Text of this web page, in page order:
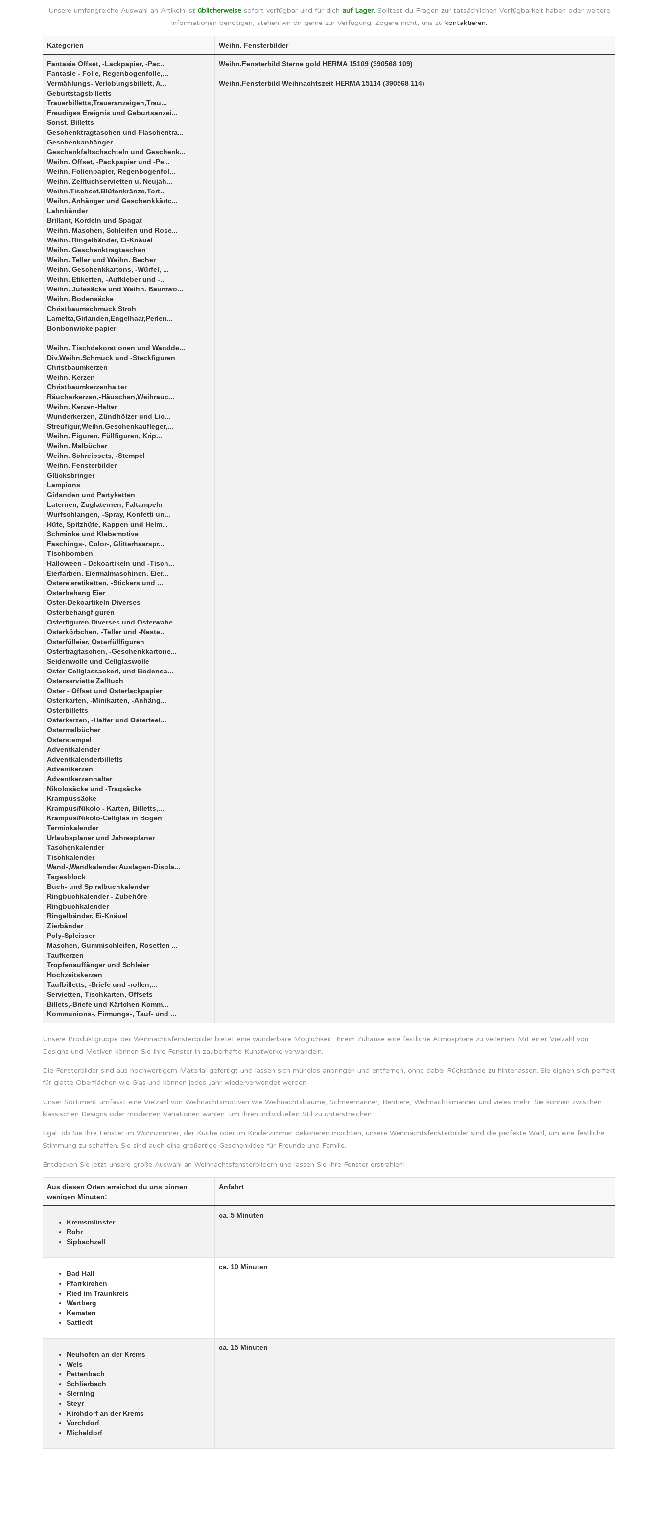
Unsere umfangreiche Auswahl an Artikeln ist üblicherweisesofort verfügbar und für dich auf Lager.Solltest du Fragen zur tatsächlichen Verfügbarkeit haben oder weitere
Informationen benötigen, stehen wir dir gerne zur Verfügung. Zögere nicht, uns zu kontaktieren.
Kategorien Weihn. Fensterbilder
Fantasie Offset, -Lackpapier, -Pac...
Fantasie - Folie, Regenbogenfolie,...
Vermählungs-,Verlobungsbillett, A...
Geburtstagsbilletts
Trauerbilletts,Traueranzeigen,Trau...
Freudiges Ereignis und Geburtsanzei...
Sonst. Billetts
Geschenktragtaschen und Flaschentra...
Geschenkanhänger
Geschenkfaltschachteln und Geschenk...
Weihn. Offset, -Packpapier und -Pe...
Weihn. Folienpapier, Regenbogenfol...
Weihn. Zelltuchservietten u. Neujah...
Weihn.Tischset,Blütenkränze,Tort...
Weihn. Anhänger und Geschenkkärtc...
Lahnbänder
Brillant, Kordeln und Spagat
Weihn. Maschen, Schleifen und Rose...
Weihn. Ringelbänder, Ei-Knäuel
Weihn. Geschenktragtaschen
Weihn. Teller und Weihn. Becher
Weihn. Geschenkkartons, -Würfel, ...
Weihn. Etiketten, -Aufkleber und -...
Weihn. Jutesäcke und Weihn. Baumwo...
Weihn. Bodensäcke
Christbaumschmuck Stroh
Lametta,Girlanden,Engelhaar,Perlen...
Bonbonwickelpapier
Weihn. Tischdekorationen und Wandde...
Div.Weihn.Schmuck und -Steckfiguren
Christbaumkerzen
Weihn. Kerzen
Christbaumkerzenhalter
Räucherkerzen,-Häuschen,Weihrauc...
Weihn. Kerzen-Halter
Wunderkerzen, Zündhölzer und Lic...
Streufigur,Weihn.Geschenkaufleger,...
Weihn. Figuren, Füllfiguren, Krip...
Weihn. Malbücher
Weihn. Schreibsets, -Stempel
Weihn. Fensterbilder
Glücksbringer
Lampions
Girlanden und Partyketten
Laternen, Zuglaternen, Faltampeln
Wurfschlangen, -Spray, Konfetti un...
Hüte, Spitzhüte, Kappen und Helm...
Schminke und Klebemotive
Faschings-, Color-, Glitterhaarspr...
Tischbomben
Halloween - Dekoartikeln und -Tisch...
Eierfarben, Eiermalmaschinen, Eier...
Ostereieretiketten, -Stickers und ...
Osterbehang Eier
Oster-Dekoartikeln Diverses
Osterbehangfiguren
Osterfiguren Diverses und Osterwabe...
Osterkörbchen, -Teller und -Neste...
Osterfülleier, Osterfüllfiguren
Ostertragtaschen, -Geschenkkartone...
Seidenwolle und Cellglaswolle
Oster-Cellglassackerl, und Bodensa...
Osterserviette Zelltuch
Oster - Offset und Osterlackpapier
Osterkarten, -Minikarten, -Anhäng...
Osterbilletts
Osterkerzen, -Halter und Osterteel...
Ostermalbücher
Osterstempel
Adventkalender
Adventkalenderbilletts
Adventkerzen
Adventkerzenhalter
Nikolosäcke und -Tragsäcke
Krampussäcke
Krampus/Nikolo - Karten, Billetts,...
Krampus/Nikolo-Cellglas in Bögen
Terminkalender
Urlaubsplaner und Jahresplaner
Taschenkalender
Tischkalender
Wand-,Wandkalender Auslagen-Displa...
Tagesblock
Buch- und Spiralbuchkalender
Ringbuchkalender - Zubehöre
Ringbuchkalender
Ringelbänder, Ei-Knäuel
Zierbänder
Poly-Spleisser
Maschen, Gummischleifen, Rosetten ...
Taufkerzen
Tropfenauffänger und Schleier
Hochzeitskerzen
Taufbilletts, -Briefe und -rollen,...
Servietten, Tischkarten, Offsets
Billets,-Briefe und Kärtchen Komm...
Kommunions-, Firmungs-, Tauf- und ...
Weihn.Fensterbild Sterne gold HERMA 15109 (390568 109)
Weihn.Fensterbild Weihnachtszeit HERMA 15114 (390568 114)
Unsere Produktgruppe der Weihnachtsfensterbilder bietet eine wunderbare Möglichkeit, Ihrem Zuhause eine festliche Atmosphäre zu verleihen. Mit einer Vielzahl von
Designs und Motiven können Sie Ihre Fenster in zauberhafte Kunstwerke verwandeln.
Die Fensterbilder sind aus hochwertigem Material gefertigt und lassen sich mühelos anbringen und entfernen, ohne dabei Rückstände zu hinterlassen. Sie eignen sich perfekt
für glatte Oberflächen wie Glas und können jedes Jahr wiederverwendet werden.
Unser Sortiment umfasst eine Vielzahl von Weihnachtsmotiven wie Weihnachtsbäume, Schneemänner, Rentiere, Weihnachtsmänner und vieles mehr. Sie können zwischen
klassischen Designs oder modernen Variationen wählen, um Ihren individuellen Stil zu unterstreichen.
Egal, ob Sie Ihre Fenster im Wohnzimmer, der Küche oder im Kinderzimmer dekorieren möchten, unsere Weihnachtsfensterbilder sind die perfekte Wahl, um eine festliche
Stimmung zu schaffen. Sie sind auch eine großartige Geschenkidee für Freunde und Familie.
Entdecken Sie jetzt unsere große Auswahl an Weihnachtsfensterbildern und lassen Sie Ihre Fenster erstrahlen!
Aus diesen Orten erreichst du uns binnen
wenigen Minuten:
Anfahrt
Kremsmünster
Rohr
Sipbachzell
ca. 5 Minuten
Bad Hall
Pfarrkirchen
Ried im Traunkreis
Wartberg
Kematen
Sattledt
ca. 10 Minuten
Neuhofen an der Krems
Wels
Pettenbach
Schlierbach
Sierning
Steyr
Kirchdorf an der Krems
Vorchdorf
Micheldorf
ca. 15 Minuten